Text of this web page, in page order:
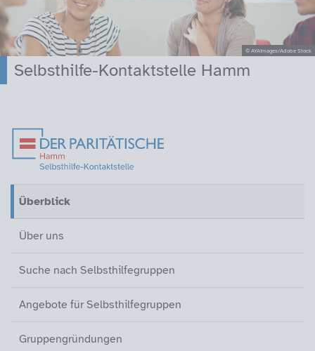
© AYAimages/Adobe Stock
Selbsthilfe-Kontaktstelle Hamm
Überblick (aktiv)
Überblick
Über uns
Über uns
Suche nach Selbsthilfegruppen
Suche nach Selbsthilfegruppen
Angebote für Selbsthilfegruppen
Angebote für Selbsthilfegruppen
Gruppengründungen
Gruppengründungen
Aktuelle Termine
Leichte Sprache
Gebärdensprache
Kontakt